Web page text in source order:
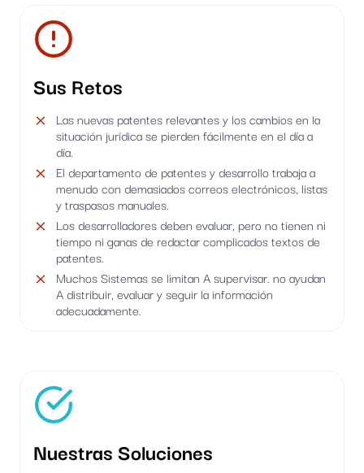
Sus Retos
Las nuevas patentes relevantes y los cambios en la
situación jurídica se pierden fácilmente en el día a
día.
El departamento de patentes y desarrollo trabaja a
menudo con demasiados correos electrónicos, listas
y traspasos manuales.
Los desarrolladores deben evaluar, pero no tienen ni
tiempo ni ganas de redactar complicados textos de
patentes.
Muchos Sistemas se limitan A supervisar. no ayudan
A distribuir, evaluar y seguir la información
adecuadamente.
Nuestras Soluciones